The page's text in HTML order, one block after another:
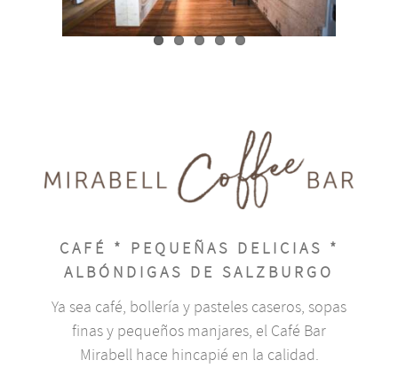
CAFÉ * PEQUEÑAS DELICIAS *
ALBÓNDIGAS DE SALZBURGO
Ya sea café, bollería y pasteles caseros, sopas
finas y pequeños manjares, el Café Bar
Mirabell hace hincapié en la calidad.